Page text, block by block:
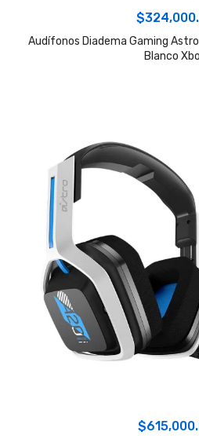
$
Audífonos Diadema Gaming
Blanco
$